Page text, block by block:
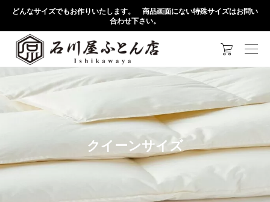
どんなサイズでもお作りいたします。 商品画面にない特殊サイズはお問い
合わせ下さい。

クイーンサイズ